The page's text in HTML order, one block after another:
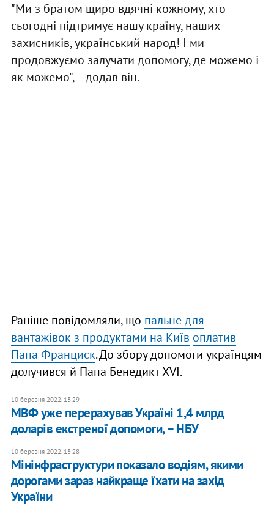
"Ми з братом щиро вдячні кожному, хто
сьогодні підтримує нашу країну, наших
захисників, український народ! І ми
продовжуємо залучати допомогу, де можемо і
як можемо", – додав він.
Раніше повідомляли, що пальне для
вантажівок з продуктами на Київ оплатив
Папа Франциск.До збору допомоги українцям
долучився й Папа Бенедикт XVI.
10 березня 2022, 13:29
МВФ уже перерахував Україні 1,4 млрд
доларів екстреної допомоги, – НБУ
10 березня 2022, 13:28
Мінінфраструктури показало водіям, якими
дорогами зараз найкраще їхати на захід
України